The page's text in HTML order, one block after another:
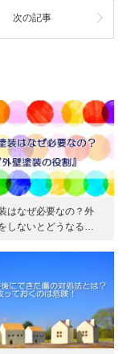
次の記事
はなぜ必要なの？外
しないとどうなる…